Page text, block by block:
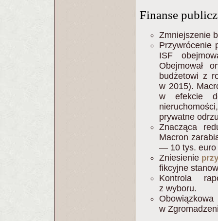
Finanse
Zmniejszenie
Przywrócenie
ISF
Obejmował
budżetowi z
w 2015).
w efekcie
prywatne
Znacząca
Macron
— 10 tys. euro
Zniesienie
fikcyjne
Kontrola
z wyboru.
w